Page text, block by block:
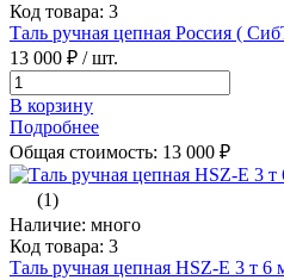
Код товара: 3
Таль ручная цепная Россия (
13 000 ₽ / шт.
В корзину
Подробнее
Общая стоимость: 13 000 ₽
(1)
Наличие: много
Код товара: 3
Таль ручная цепная HSZ-E 3 т 6